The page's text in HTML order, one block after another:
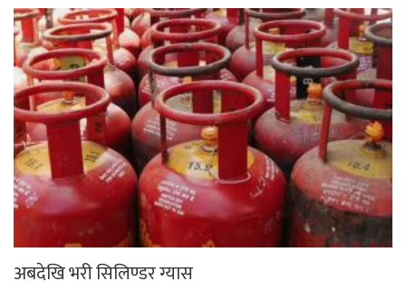
अबदेखि भरी सिलिण्डर ग्यास